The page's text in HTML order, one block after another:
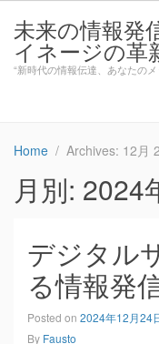
未来の情報発
イネージの革
“新時代の情報伝達、あなたの
Home Archives: 12月
月別: 2024
デジタル
る情報発
Posted on 2024年12月24
By Fausto